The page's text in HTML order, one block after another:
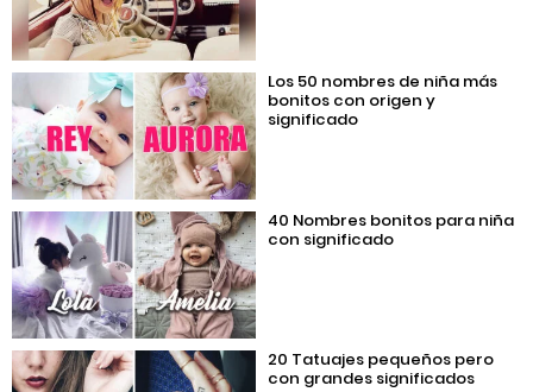
Los 50 nombres de niña más
bonitos con origen y
significado
40 Nombres bonitos para niña
con significado
20 Tatuajes pequeños pero
con grandes significados